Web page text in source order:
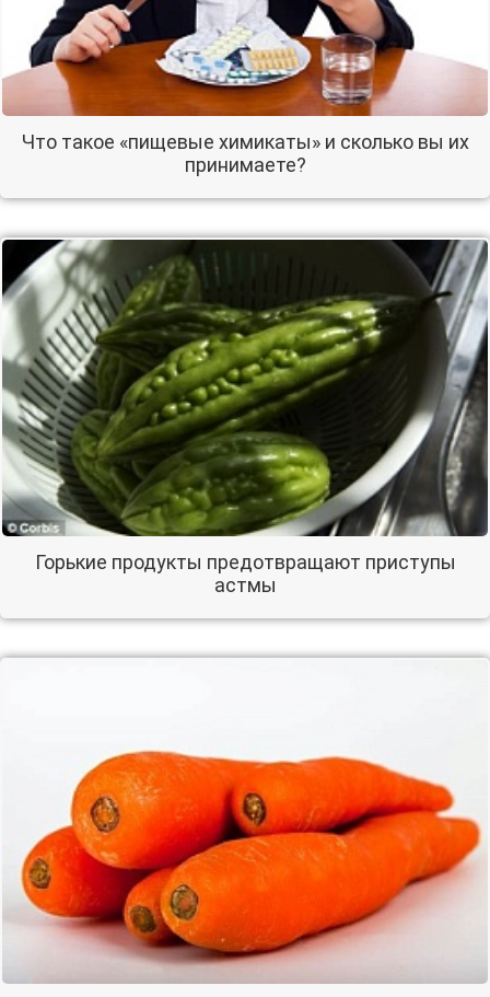
Что такое «пищевые химикаты» и сколько вы их
принимаете?
Горькие продукты предотвращают приступы
астмы